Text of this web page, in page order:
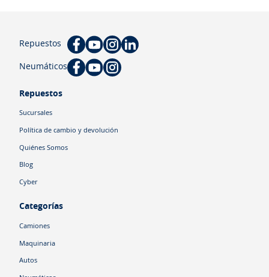
Repuestos
Neumáticos
Repuestos
Sucursales
Política de cambio y devolución
Quiénes Somos
Blog
Cyber
Categorías
Camiones
Maquinaria
Autos